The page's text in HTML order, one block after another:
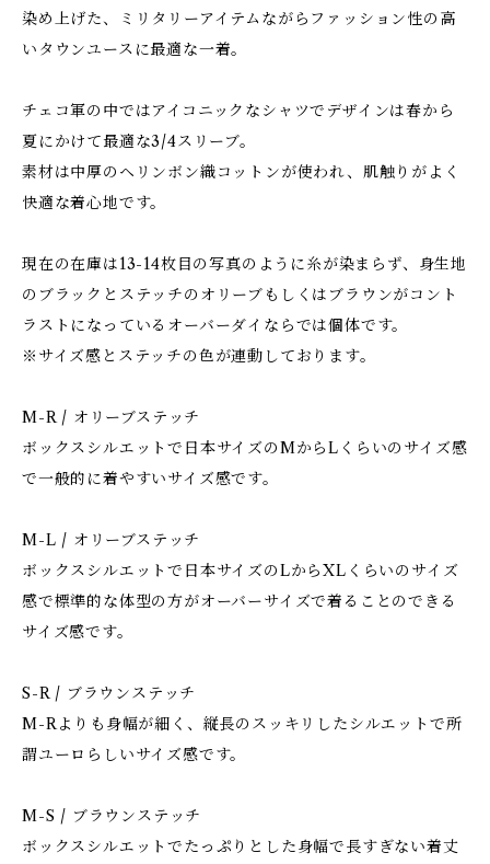
染め上げた、ミリタリーアイテムながらファッション性の高
いタウンユースに最適な一着。
チェコ軍の中ではアイコニックなシャツでデザインは春から
夏にかけて最適な3/4スリーブ。
素材は中厚のヘリンボン織コットンが使われ、肌触りがよく
快適な着心地です。
現在の在庫は13-14枚目の写真のように糸が染まらず、身生地
のブラックとステッチのオリーブもしくはブラウンがコント
ラストになっているオーバーダイならでは個体です。
※サイズ感とステッチの色が連動しております。
M-R / オリーブステッチ
ボックスシルエットで日本サイズのMからLくらいのサイズ感
で一般的に着やすいサイズ感です。
M-L / オリーブステッチ
ボックスシルエットで日本サイズのLからXLくらいのサイズ
感で標準的な体型の方がオーバーサイズで着ることのできる
サイズ感です。
S-R / ブラウンステッチ
M-Rよりも身幅が細く、縦長のスッキリしたシルエットで所
謂ユーロらしいサイズ感です。
M-S / ブラウンステッチ
ボックスシルエットでたっぷりとした身幅で長すぎない着丈